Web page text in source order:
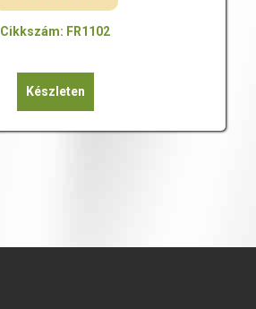
Cikkszám: FR1102
Készleten